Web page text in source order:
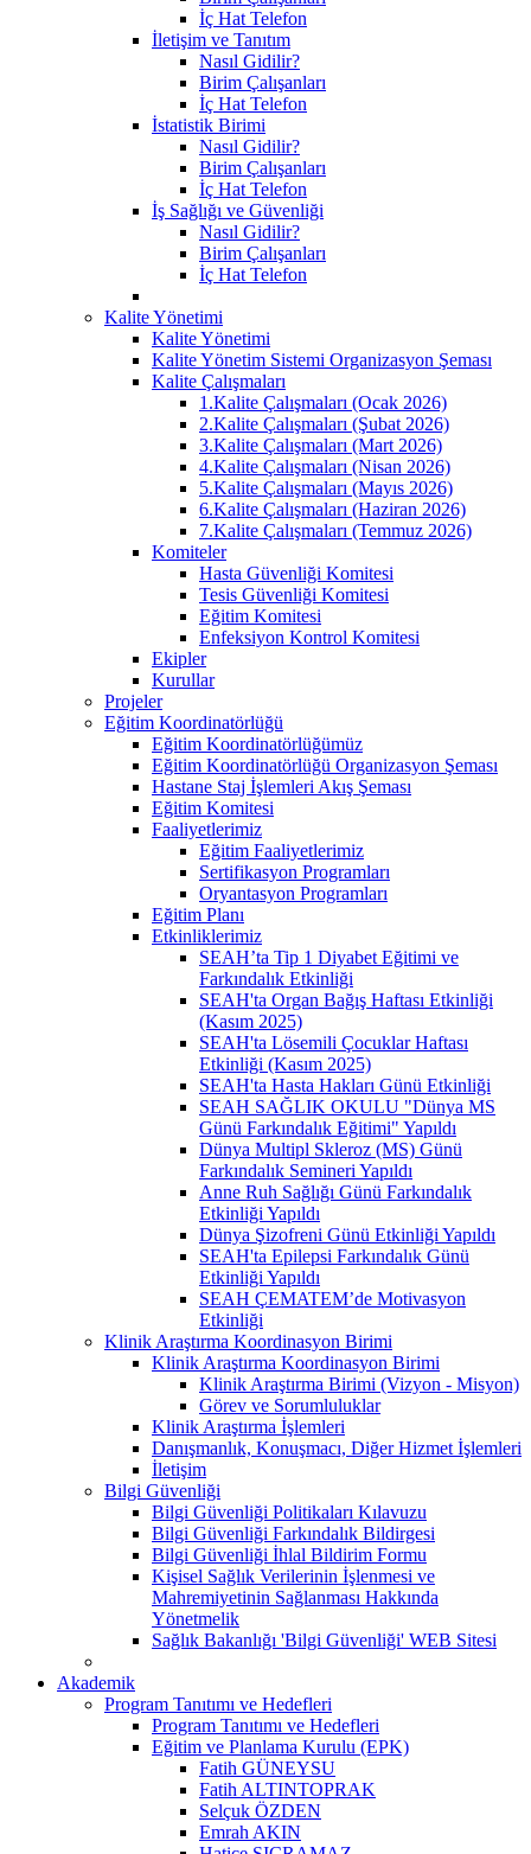
İç Hat Telefon
İletişim ve Tanıtım
Nasıl Gidilir?
Birim Çalışanları
İç Hat Telefon
İstatistik Birimi
Nasıl Gidilir?
Birim Çalışanları
İç Hat Telefon
İş Sağlığı ve Güvenliği
Nasıl Gidilir?
Birim Çalışanları
İç Hat Telefon
Kalite Yönetimi
Kalite Yönetimi
Kalite Yönetim Sistemi Organizasyon Şeması
Kalite Çalışmaları
1.Kalite Çalışmaları (Ocak 2026)
2.Kalite Çalışmaları (Şubat 2026)
3.Kalite Çalışmaları (Mart 2026)
4.Kalite Çalışmaları (Nisan 2026)
5.Kalite Çalışmaları (Mayıs 2026)
6.Kalite Çalışmaları (Haziran 2026)
7.Kalite Çalışmaları (Temmuz 2026)
Komiteler
Hasta Güvenliği Komitesi
Tesis Güvenliği Komitesi
Eğitim Komitesi
Enfeksiyon Kontrol Komitesi
Ekipler
Kurullar
Projeler
Eğitim Koordinatörlüğü
Eğitim Koordinatörlüğümüz
Eğitim Koordinatörlüğü Organizasyon Şeması
Hastane Staj İşlemleri Akış Şeması
Eğitim Komitesi
Faaliyetlerimiz
Eğitim Faaliyetlerimiz
Sertifikasyon Programları
Oryantasyon Programları
Eğitim Planı
Etkinliklerimiz
SEAH’ta Tip 1 Diyabet Eğitimi ve
Farkındalık Etkinliği
SEAH'ta Organ Bağış Haftası Etkinliği
(Kasım 2025)
SEAH'ta Lösemili Çocuklar Haftası
Etkinliği (Kasım 2025)
SEAH'ta Hasta Hakları Günü Etkinliği
SEAH SAĞLIK OKULU "Dünya MS
Günü Farkındalık Eğitimi" Yapıldı
Dünya Multipl Skleroz (MS) Günü
Farkındalık Semineri Yapıldı
Anne Ruh Sağlığı Günü Farkındalık
Etkinliği Yapıldı
Dünya Şizofreni Günü Etkinliği Yapıldı
SEAH'ta Epilepsi Farkındalık Günü
Etkinliği Yapıldı
SEAH ÇEMATEM’de Motivasyon
Etkinliği
Klinik Araştırma Koordinasyon Birimi
Klinik Araştırma Koordinasyon Birimi
Klinik Araştırma Birimi (Vizyon - Misyon)
Görev ve Sorumluluklar
Klinik Araştırma İşlemleri
Danışmanlık, Konuşmacı, Diğer Hizmet İşlemleri
İletişim
Bilgi Güvenliği
Bilgi Güvenliği Politikaları Kılavuzu
Bilgi Güvenliği Farkındalık Bildirgesi
Bilgi Güvenliği İhlal Bildirim Formu
Kişisel Sağlık Verilerinin İşlenmesi ve
Mahremiyetinin Sağlanması Hakkında
Yönetmelik
Sağlık Bakanlığı 'Bilgi Güvenliği' WEB Sitesi
Akademik
Program Tanıtımı ve Hedefleri
Program Tanıtımı ve Hedefleri
Eğitim ve Planlama Kurulu (EPK)
Fatih GÜNEYSU
Fatih ALTINTOPRAK
Selçuk ÖZDEN
Emrah AKIN